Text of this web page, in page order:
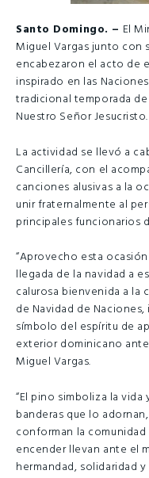
Santo Domingo. – El
Miguel Vargas junto con
encabezaron el acto de
inspirado en las
tradicional temporada
Nuestro Señor Jesucristo.
La actividad se llevó a
Cancillería, con el
canciones alusivas a la
unir fraternalmente al
principales funcionarios
“Aprovecho esta
llegada de la navidad a
calurosa bienvenida a
de Navidad de
símbolo del espíritu de
exterior dominicano
Miguel Vargas.
“El pino simboliza la
banderas que lo
conforman la
encender llevan ante el
hermandad, solidaridad